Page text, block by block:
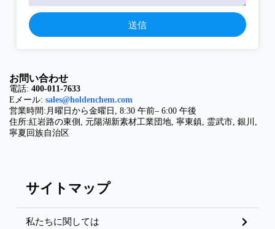
送信
お問い合わせ
電話: 400-011-7633
Eメール: sales@holdenchem.com
営業時間:月曜日から金曜日, 8:30 午前– 6:00 午後
住所:紅岩路の東側, 元陽湖新素材工業団地, 寧東鎮, 霊武市, 銀川,
寧夏回族自治区
サイトマップ
私たちに関しては